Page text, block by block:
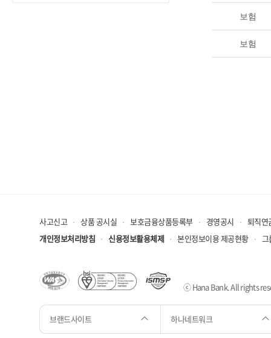
보험
보험
사고신고 상품 공시실 보호금융상품등록부 경영공시
퇴직연
개인정보처리방침
신용정보활용체제 본인정보이용 제공현황 그
ⓒ Hana Bank. All rights
브랜드사이트 하나네트워크